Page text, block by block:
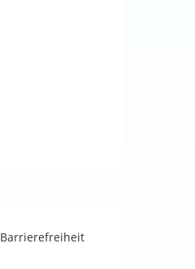
Barrierefreiheit